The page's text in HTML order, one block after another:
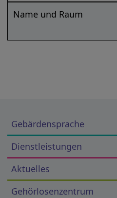
Name und Raum
Gebärdensprache
Dienstleistungen
Aktuelles
Gehörlosenzentrum